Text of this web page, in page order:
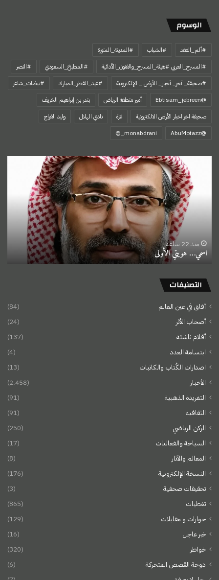
الوسوم
#ألم_الفقد #الشباب
#المدينة_المنورة
#المسرح_العربي #هيئة_المسرح_والفنون_الأدائية
#المطبخ_السعودي
#النصر
#صحيفة_ آخر_ أخبار_ الأرض _ الإلكترونية
#عيد_الفطر_المبارك
#نبضات_شاعر
@Ebtisam_jebreen
أمير منطقة الرياض
بندر بن إبراهيم الخريف
صحيفة اخر اخبار الأرض الالكترونية
غزة نادي الهلال
وليد الفراج
‏@AbuMotazz
منذ 22 ساعة
اسمي… هويتي الأولى
التصنيفات
آفاق في عين العالم
(84)
أصحاب الأثر
(24)
أقلام ناشئة
(137)
ابتسامة العدد
(4)
اصدارات الكُتاب والكاتبات
(13)
الأخبار
(2٬458)
التغريدة الذهبية
(91)
الثقافية
(91)
الركن الرياضي
(250)
السياحة والفعاليات
(17)
المعالم والآثار
(8)
النسخة الإلكترونية
(176)
تحقيقات صحفية
(3)
تغطيات
(865)
حوارات و مقابلات
(129)
خبر عاجل
(16)
خواطر
(320)
دوحة القصص المتحركة
(6)